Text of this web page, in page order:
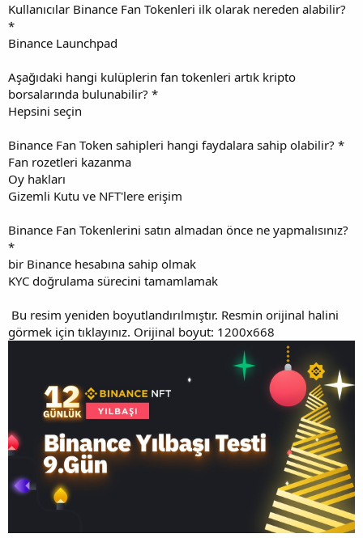
Kullanıcılar Binance Fan Tokenleri ilk olarak nereden alabilir?
*
Binance Launchpad
Aşağıdaki hangi kulüplerin fan tokenleri artık kripto
borsalarında bulunabilir? *
Hepsini seçin
Binance Fan Token sahipleri hangi faydalara sahip olabilir? *
Fan rozetleri kazanma
Oy hakları
Gizemli Kutu ve NFT'lere erişim
Binance Fan Tokenlerini satın almadan önce ne yapmalısınız?
*
bir Binance hesabına sahip olmak
KYC doğrulama sürecini tamamlamak
Bu resim yeniden boyutlandırılmıştır. Resmin orijinal halini
görmek için tıklayınız. Orijinal boyut: 1200x668